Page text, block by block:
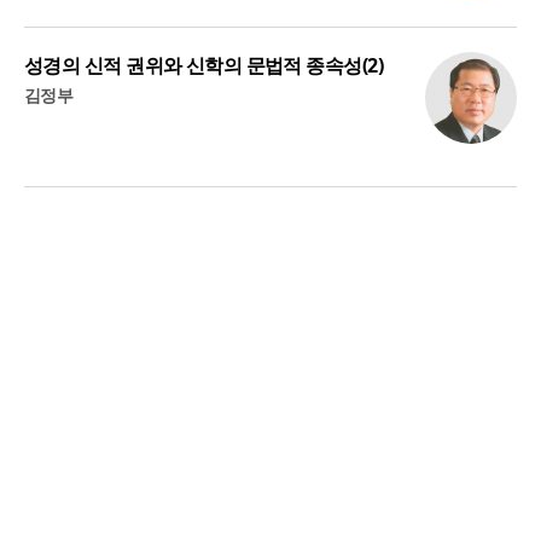
성경의 신적 권위와 신학의 문법적 종속성(2)
김정부